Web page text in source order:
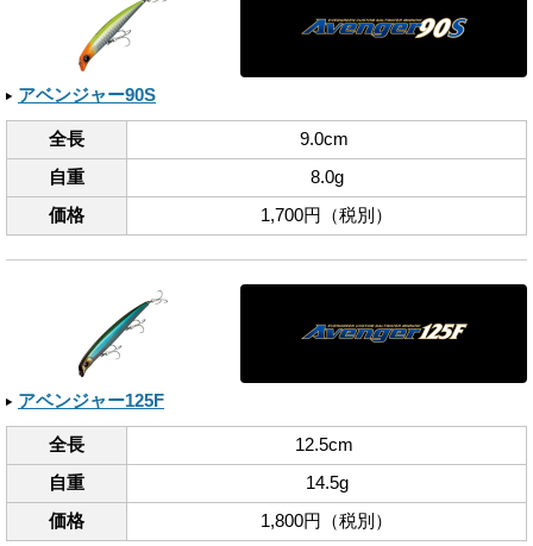
アベンジャー90S
全長
9.0cm
自重
8.0g
価格
1,700円（税別）
アベンジャー125F
全長
12.5cm
自重
14.5g
価格
1,800円（税別）